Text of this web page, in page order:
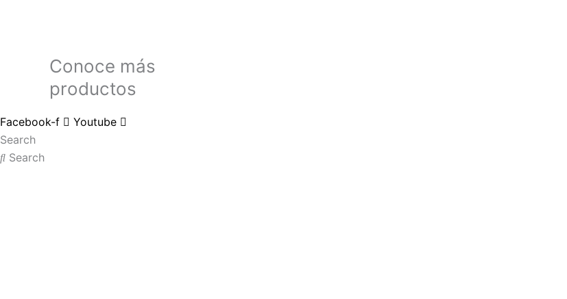
Conoce más
productos
Facebook-f
Youtube
Search
Search